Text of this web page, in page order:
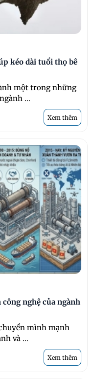
kéo dài tuổi thọ bê
một trong những
...
Xem thêm
nghệ của ngành
mình mạnh
và ...
Xem thêm